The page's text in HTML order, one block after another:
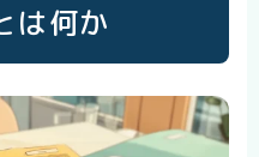
は何か